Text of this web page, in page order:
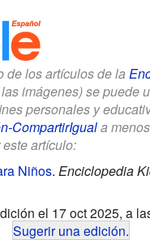
de los artículos de la
imágenes) se puede
personales y
CompartirIguala
artículo:
Niños. Enciclopedia
el 17 oct 2025, a
Sugerir una edición.